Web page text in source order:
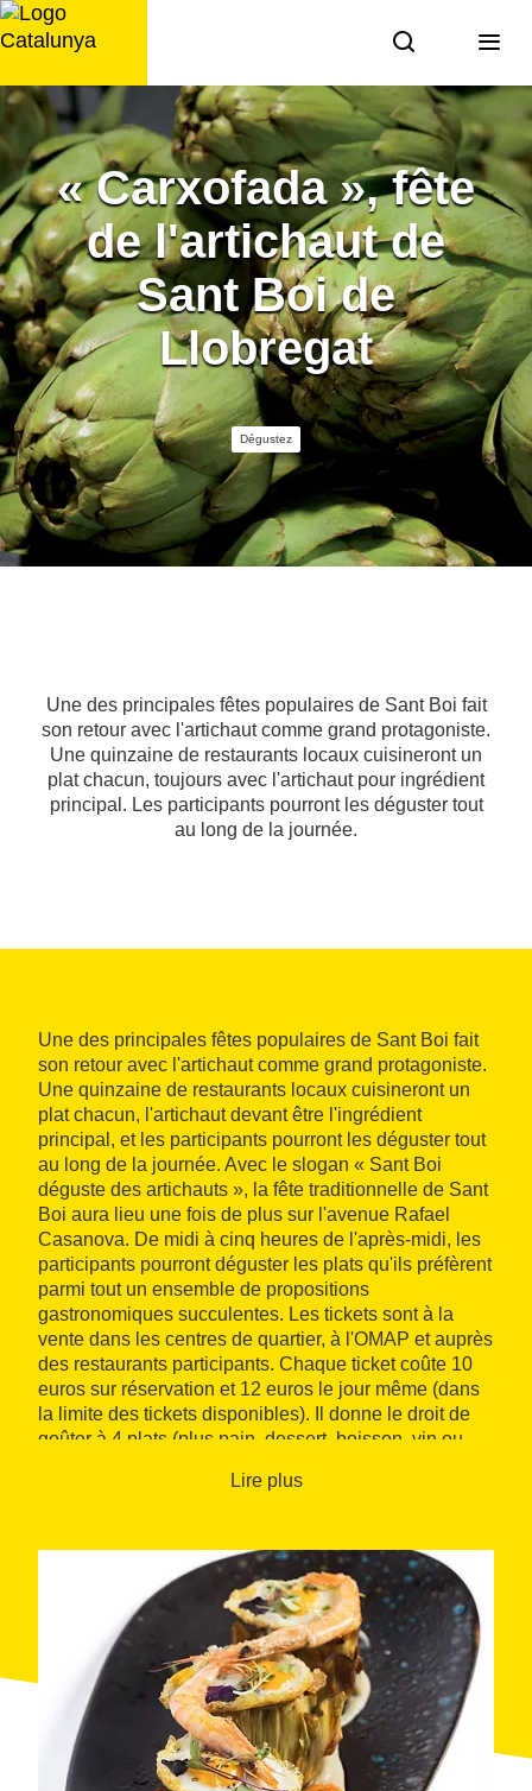
Aller
au
« Carxofada », fête
de l'artichaut de
Sant Boi de
Llobregat
Dégustez
Une des principales fêtes populaires de Sant Boi fait
son retour avec l'artichaut comme grand protagoniste.
Une quinzaine de restaurants locaux cuisineront un
plat chacun, toujours avec l'artichaut pour ingrédient
principal. Les participants pourront les déguster tout
au long de la journée.
Une des principales fêtes populaires de Sant Boi fait
son retour avec l'artichaut comme grand protagoniste.
Une quinzaine de restaurants locaux cuisineront un
plat chacun, l'artichaut devant être l'ingrédient
principal, et les participants pourront les déguster tout
au long de la journée. Avec le slogan « Sant Boi
déguste des artichauts », la fête traditionnelle de Sant
Boi aura lieu une fois de plus sur l'avenue Rafael
Casanova. De midi à cinq heures de l'après-midi, les
participants pourront déguster les plats qu'ils préfèrent
parmi tout un ensemble de propositions
gastronomiques succulentes. Les tickets sont à la
vente dans les centres de quartier, à l'OMAP et auprès
des restaurants participants. Chaque ticket coûte 10
euros sur réservation et 12 euros le jour même (dans
la limite des tickets disponibles). Il donne le droit de
goûter à 4 plats (plus pain, dessert, boisson, vin ou
participation au tirage au sort pour gagner différents
Lire plus